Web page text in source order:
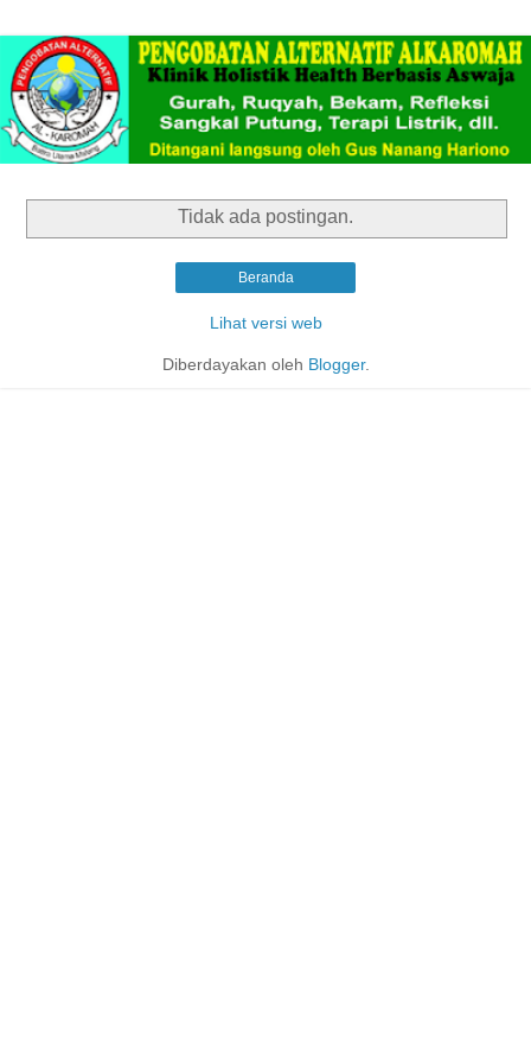
Tidak ada postingan.
Beranda
Lihat versi web
Diberdayakan oleh Blogger.